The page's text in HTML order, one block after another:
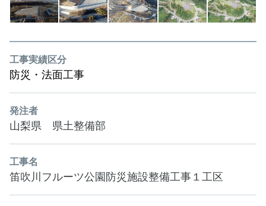
工事実績区分
防災・法面工事
発注者
山梨県 県土整備部
工事名
笛吹川フルーツ公園防災施設整備工事１工区